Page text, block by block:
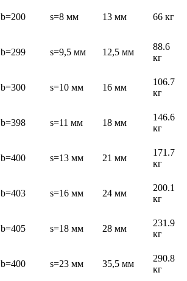
b=200 s=8 мм 13 мм 66 кг
b=299 s=9,5 мм 12,5 мм
88.6
кг
b=300 s=10 мм 16 мм
106.7
кг
b=398 s=11 мм 18 мм
146.6
кг
b=400 s=13 мм 21 мм
171.7
кг
b=403 s=16 мм 24 мм
200.1
кг
b=405 s=18 мм 28 мм
231.9
кг
b=400 s=23 мм 35,5 мм
290.8
кг